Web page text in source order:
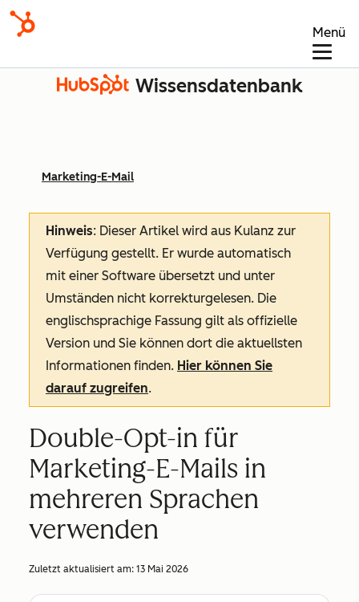
Menü
Wissensdatenbank
Marketing-E-Mail
Hinweis: Dieser Artikel wird aus Kulanz zur
Verfügung gestellt. Er wurde automatisch
mit einer Software übersetzt und unter
Umständen nicht korrekturgelesen. Die
englischsprachige Fassung gilt als offizielle
Version und Sie können dort die aktuellsten
Informationen finden. Hier können Sie
darauf zugreifen.
Double-Opt-in für
Marketing-E-Mails in
mehreren Sprachen
verwenden
Zuletzt aktualisiert am: 13 Mai 2026